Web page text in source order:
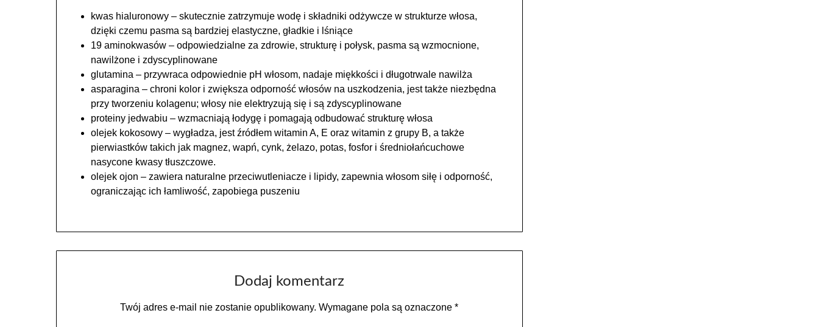
kwas hialuronowy – skutecznie zatrzymuje wodę i składniki odżywcze w strukturze włosa,
dzięki czemu pasma są bardziej elastyczne, gładkie i lśniące
19 aminokwasów – odpowiedzialne za zdrowie, strukturę i połysk, pasma są wzmocnione,
nawilżone i zdyscyplinowane
glutamina – przywraca odpowiednie pH włosom, nadaje miękkości i długotrwale nawilża
asparagina – chroni kolor i zwiększa odporność włosów na uszkodzenia, jest także niezbędna
przy tworzeniu kolagenu; włosy nie elektryzują się i są zdyscyplinowane
proteiny jedwabiu – wzmacniają łodygę i pomagają odbudować strukturę włosa
olejek kokosowy – wygładza, jest źródłem witamin A, E oraz witamin z grupy B, a także
pierwiastków takich jak magnez, wapń, cynk, żelazo, potas, fosfor i średniołańcuchowe
nasycone kwasy tłuszczowe.
olejek ojon – zawiera naturalne przeciwutleniacze i lipidy, zapewnia włosom siłę i odporność,
ograniczając ich łamliwość, zapobiega puszeniu
Dodaj komentarz
Twój adres e-mail nie zostanie opublikowany. Wymagane pola są oznaczone*